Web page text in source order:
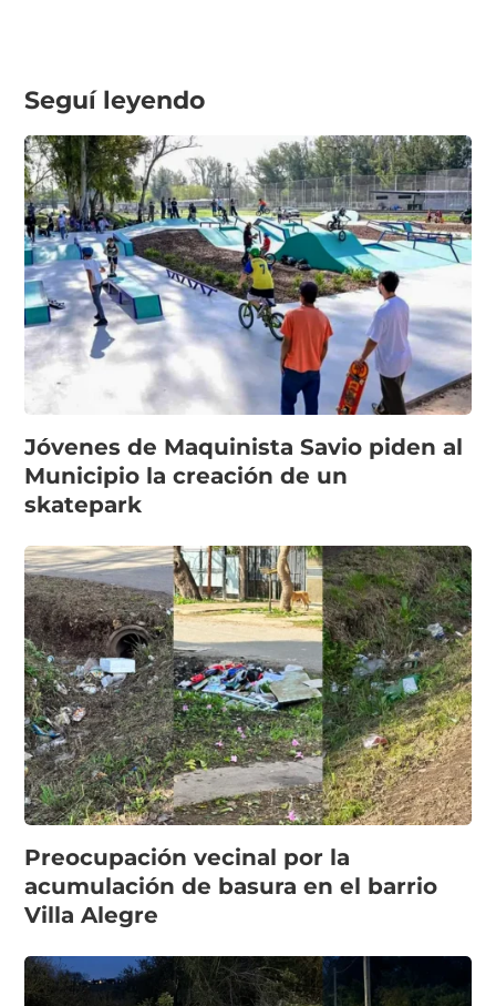
Seguí leyendo
Jóvenes de Maquinista Savio piden al
Municipio la creación de un
skatepark
Preocupación vecinal por la
acumulación de basura en el barrio
Villa Alegre